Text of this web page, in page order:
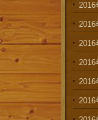
2016
2016
2016
2016
2016
2016